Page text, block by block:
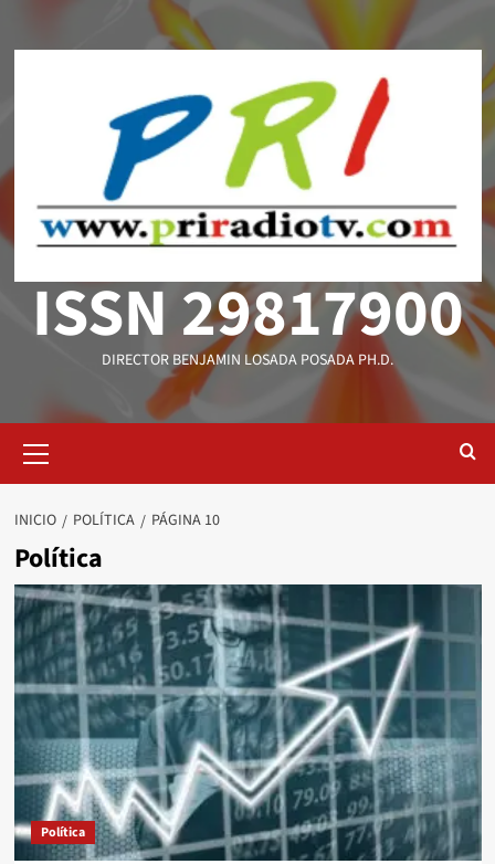
ISSN 29817900
DIRECTOR BENJAMIN LOSADA POSADA PH.D.
primario
INICIO POLÍTICA PÁGINA 10
Política
Política